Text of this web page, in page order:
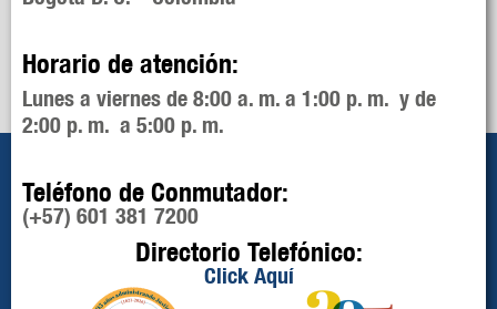
Horario de atención:
Lunes a viernes de 8:00 a. m. a 1:00 p. m. y de
2:00 p. m. a 5:00 p. m.
Teléfono de Conmutador:
(+57) 601 381 7200
Directorio Telefónico:
Click Aquí